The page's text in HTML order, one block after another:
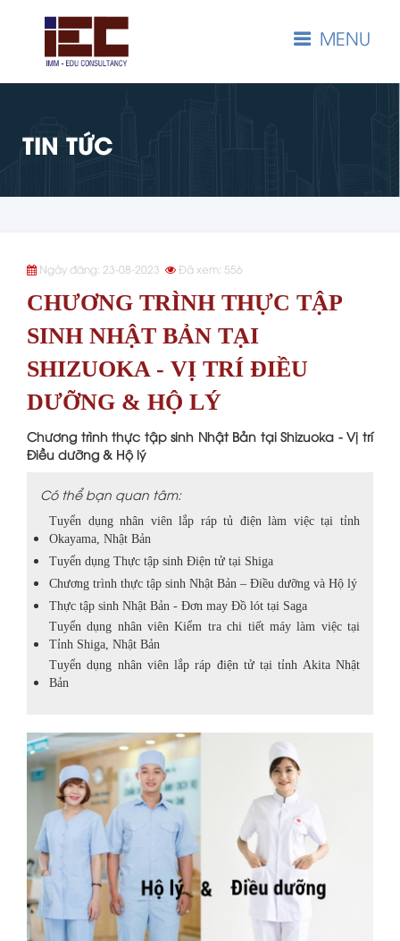
TIN TỨC
Ngày đăng: 23-08-2023 Đã xem: 556
CHƯƠNG TRÌNH THỰC TẬP
SINH NHẬT BẢN TẠI
SHIZUOKA - VỊ TRÍ ĐIỀU
DƯỠNG & HỘ LÝ
Chương trình thực tập sinh Nhật Bản tại Shizuoka - Vị trí
Điều dưỡng & Hộ lý
Có thể bạn quan tâm:
Tuyển dụng nhân viên lắp ráp tủ điện làm việc tại tỉnh
Okayama, Nhật Bản
Tuyển dụng Thực tập sinh Điện tử tại Shiga
Chương trình thực tập sinh Nhật Bản – Điều dưỡng và Hộ lý
Thực tập sinh Nhật Bản - Đơn may Đồ lót tại Saga
Tuyển dụng nhân viên Kiểm tra chi tiết máy làm việc tại
Tỉnh Shiga, Nhật Bản
Tuyển dụng nhân viên lắp ráp điện tử tại tỉnh Akita Nhật
Bản
MENU